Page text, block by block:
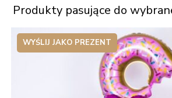
Produkty pasujące do
WYŚLIJ JAKO PREZENT